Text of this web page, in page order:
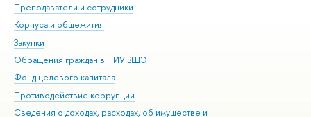
Преподаватели и сотрудники
Корпуса и общежития
Закупки
Обращения граждан в НИУ ВШЭ
Фонд целевого капитала
Противодействие коррупции
Сведения о доходах, расходах, об имуществе и